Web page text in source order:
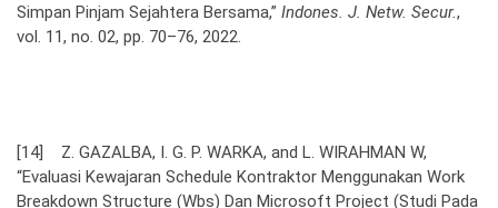
Simpan Pinjam Sejahtera Bersama,” Indones. J. Netw. Secur.,
vol. 11, no. 02, pp. 70–76, 2022.
[14] Z. GAZALBA, I. G. P. WARKA, and L. WIRAHMAN W,
“Evaluasi Kewajaran Schedule Kontraktor Menggunakan Work
Breakdown Structure (Wbs) Dan Microsoft Project (Studi Pada